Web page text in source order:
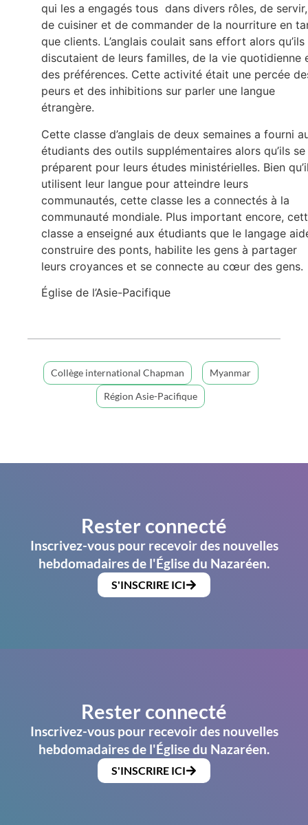
qui les a engagés tous dans divers rôles, de servir,
de cuisiner et de commander de la nourriture en
que clients. L’anglais coulait sans effort alors qu’ils
discutaient de leurs familles, de la vie quotidienne
des préférences. Cette activité était une percée
peurs et des inhibitions sur parler une langue
étrangère.
Cette classe d’anglais de deux semaines a fourni
étudiants des outils supplémentaires alors qu’ils se
préparent pour leurs études ministérielles. Bien
utilisent leur langue pour atteindre leurs
communautés, cette classe les a connectés à la
communauté mondiale. Plus important encore,
classe a enseigné aux étudiants que le langage
construire des ponts, habilite les gens à partager
leurs croyances et se connecte au cœur des gens.
Église de l’Asie-Pacifique
Collège international Chapman
Myanmar
Région Asie-Pacifique
Rester connecté
Inscrivez-vous pour recevoir des nouvelles
hebdomadaires de l'Église du Nazaréen.
S'INSCRIRE ICI
Rester connecté
Inscrivez-vous pour recevoir des nouvelles
hebdomadaires de l'Église du Nazaréen.
S'INSCRIRE ICI